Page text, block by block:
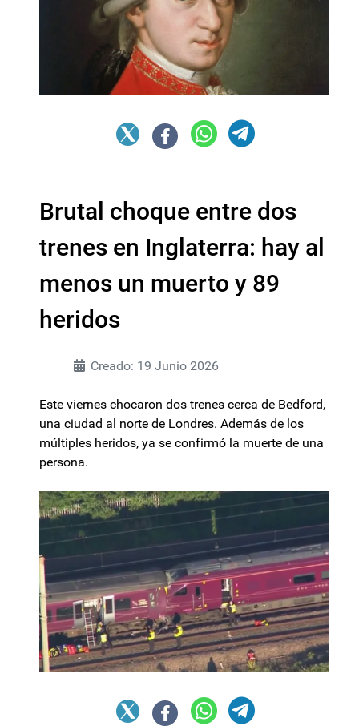
Brutal choque entre dos
trenes en Inglaterra: hay al
menos un muerto y 89
heridos
Creado: 19 Junio 2026
Este viernes chocaron dos trenes cerca de Bedford,
una ciudad al norte de Londres. Además de los
múltiples heridos, ya se confirmó la muerte de una
persona.